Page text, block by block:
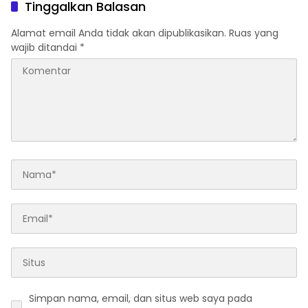
Tinggalkan Balasan
Alamat email Anda tidak akan dipublikasikan. Ruas yang
wajib ditandai *
Simpan nama, email, dan situs web saya pada